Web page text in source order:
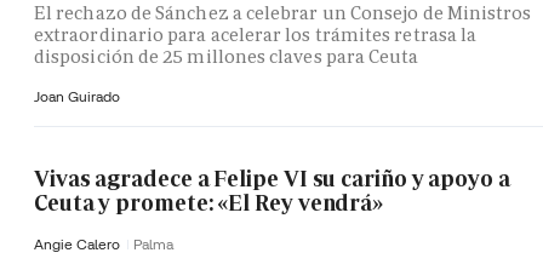
El rechazo de Sánchez a celebrar un Consejo de Ministros
extraordinario para acelerar los trámites retrasa la
disposición de 25 millones claves para Ceuta
Joan Guirado
Vivas agradece a Felipe VI su cariño y apoyo a
Ceuta y promete: «El Rey vendrá»
Angie Calero Palma